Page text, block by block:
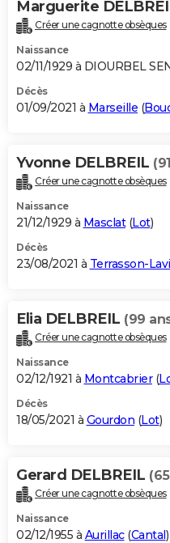
Marguerite
Créer une cagnotte obsèques
Naissance
02/11/1929 à DIOURBEL
Décès
01/09/2021 à Marseille (
Yvonne DELBREIL
Créer une cagnotte obsèques
Naissance
21/12/1929 à Masclat(Lot)
Décès
23/08/2021 à Terrasson-
Elia DELBREIL (99
Créer une cagnotte obsèques
Naissance
02/12/1921 à Montcabrier(
Décès
18/05/2021 à Gourdon (Lot)
Gerard DELBREIL
Créer une cagnotte obsèques
Naissance
02/12/1955 à Aurillac(Cantal)